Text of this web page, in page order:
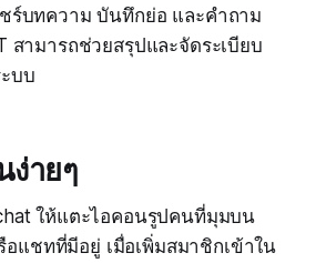
ร์บทความ บันทึกย่อ และคำถาม
สามารถช่วยสรุปและจัดระเบียบ
บบ
ง่ายๆ
ให้แตะไอคอนรูปคนที่มุมบน
แชทที่มีอยู่ เมื่อเพิ่มสมาชิกเข้าใน